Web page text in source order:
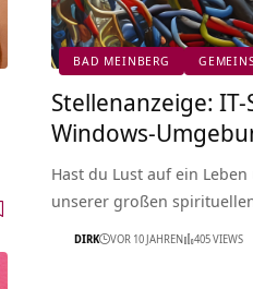
BAD MEINBERG
Stellenanzeige:
Windows-
Hast du Lust auf ein
unserer großen
DIRK VOR 10 JAHREN 405 VIEWS